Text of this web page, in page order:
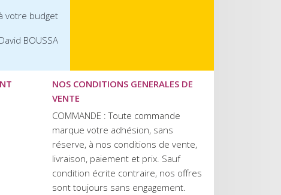
votre budget
David BOUSSA
NOS CONDITIONS GENERALES DE
VENTE
COMMANDE : Toute commande
marque votre adhésion, sans
réserve, à nos conditions de vente,
livraison, paiement et prix. Sauf
condition écrite contraire, nos offres
sont toujours sans engagement.